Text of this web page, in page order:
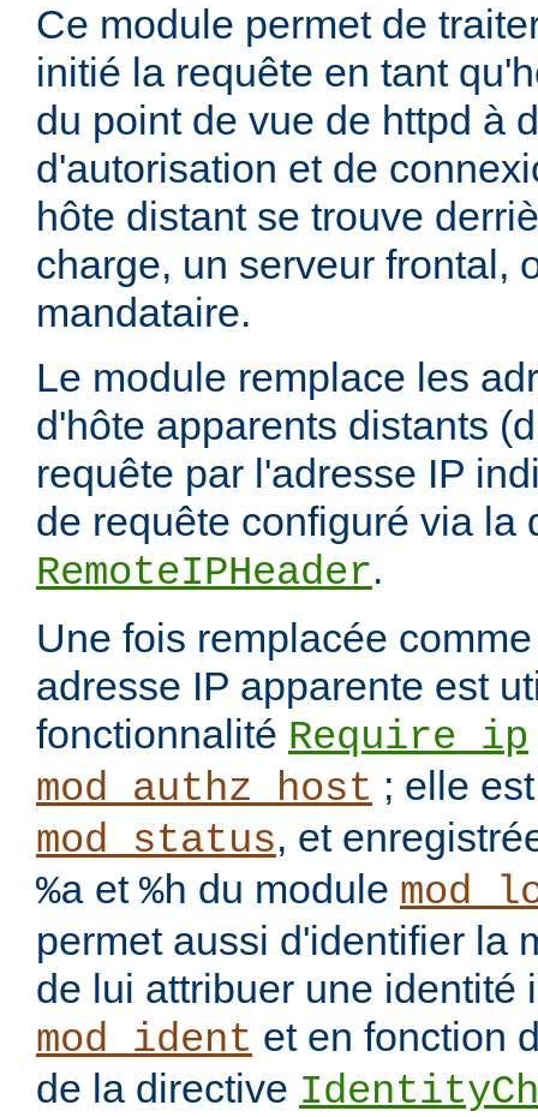
Ce module permet de
initié la requête en tant
du point de vue de httpd à
d'autorisation et de
hôte distant se trouve
charge, un serveur frontal,
mandataire.
Le module remplace les
d'hôte apparents distants
requête par l'adresse IP
de requête configuré via la
RemoteIPHeader.
Une fois remplacée
adresse IP apparente est
fonctionnalité Require ip
mod_authz_host ; elle
mod_status, et
%a et %h du module
permet aussi d'identifier la
de lui attribuer une identité
mod_ident et en fonction
de la directive